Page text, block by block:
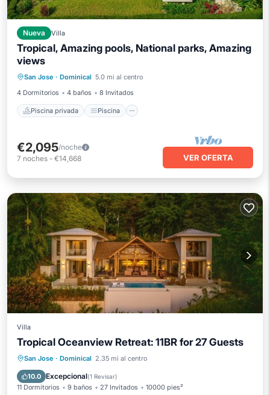
Nueva Villa
Tropical, Amazing pools, National parks, Amazing
views
San Jose · Dominical 5.0 mi al centro
4 Dormitorios
4 baños 8 Invitados
Piscina privada Piscina
Aire acondicionado
€2,095/noche
7 noches - €14,668 VER OFERTA
Villa
Tropical Oceanview Retreat: 11BR for 27 Guests
San Jose · Dominical 2.35 mi al centro
10.0 Excepcional(1 Revisar)
11 Dormitorios 9 baños 27 Invitados 10000 pies²
Aparcamiento
Piscina
Balcón/Terraza